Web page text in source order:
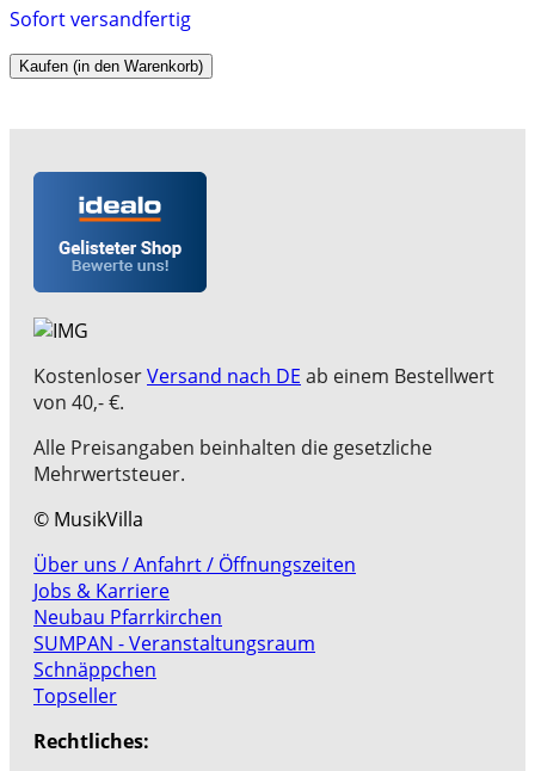
Sofort versandfertig
Kaufen (in den Warenkorb)
KostenloserVersand nach DE ab einem Bestellwert
von 40,- €.
Alle Preisangaben beinhalten die gesetzliche
Mehrwertsteuer.
© MusikVilla
Über uns / Anfahrt / Öffnungszeiten
Jobs & Karriere
Neubau Pfarrkirchen
SUMPAN - Veranstaltungsraum
Schnäppchen
Topseller
Rechtliches: